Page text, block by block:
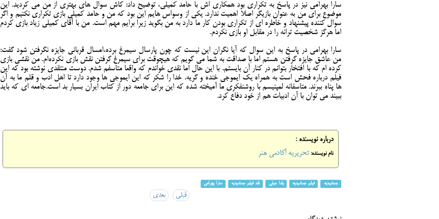
سارا بهرامی نیز در پاسخ به تکراری بود همکاری اش با حامد کمیلی، توضیح داد: کاش سوال های بهتری از من می کردید. این
موضوع برای من به عنوان بازیگر اصلا اهمیت ندارد. یکی از وسواس هایم این بود که من و حامد کمیلی بازی تکراری نکنیم و اگر
سوال کننده پیشنهاد و خاطره ای از تکراری بودن کار ما دارد به من بگوید زیرا برایم مهم است. من با آقای کمیلی زیاد بازی کردم
اما هرگز شخصیت ترانه را در مقابل او بازی نکردم.
سارا بهرامی در پاسخ به این سوال که آیا نگران این نیست که چون پارسال سیمرغ برده،امسال قربانی جایزه نگرفتن شود گفت:
من عاشق جایزه گرفتن هستم اما با صداقت به شما می گویم که هیچوقت برای سیمرغ گرفتن نقش بازی نکرده‌ام. من نقشی بازی
کرده ام که با افتخار بتوانم در کنار آن بایستم. با این حال اما نقدی خواندم که واقعا متاسفم شدم. دوست منتقدی نوشته بود که این
فیلم درباره فحش است به همراه یک ایموجی خنده و گریه. خدا را شکر که این ایموجی ها وجود دارد تا اهل ادب و قلم ما به آن
ها پناه ببرند. متاسفانه لمپنیسم با روشنفکری ما آمیخته شده که این برای جامعه دور از کتاب ایران بسیار بد است.جامعه ای که باید
ببیند می توان با آن ادبیات هم از خود دفاع کرد.
درباره نویسنده :
نام نویسنده: تحریریه آکادمی هنر
جمشیدیه فیلم جمشیدیه یلدا جبلی نقد فیلم جمشیدیه سارا بهرامی
قبلی بعدی